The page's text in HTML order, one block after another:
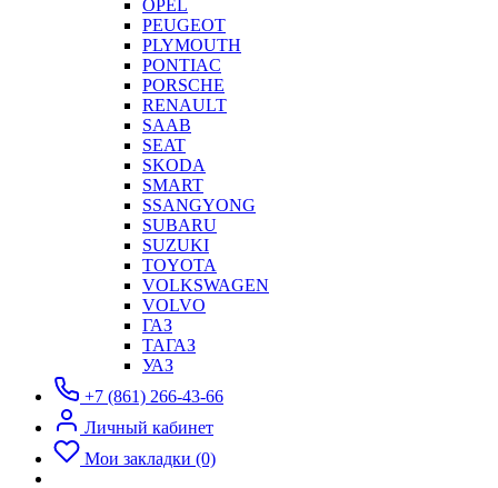
OPEL
PEUGEOT
PLYMOUTH
PONTIAC
PORSCHE
RENAULT
SAAB
SEAT
SKODA
SMART
SSANGYONG
SUBARU
SUZUKI
TOYOTA
VOLKSWAGEN
VOLVO
ГАЗ
ТАГАЗ
УАЗ
+7 (861) 266-43-66
Личный кабинет
Мои закладки (0)